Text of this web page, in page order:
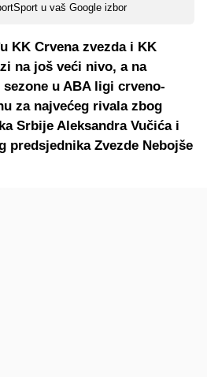
u vaš Google izbor
KK Crvena zvezda i KK
na još veći nivo, a na
u ABA ligi crveno-
za najvećeg rivala zbog
Srbije Aleksandra Vučića i
predsjednika Zvezde Nebojše